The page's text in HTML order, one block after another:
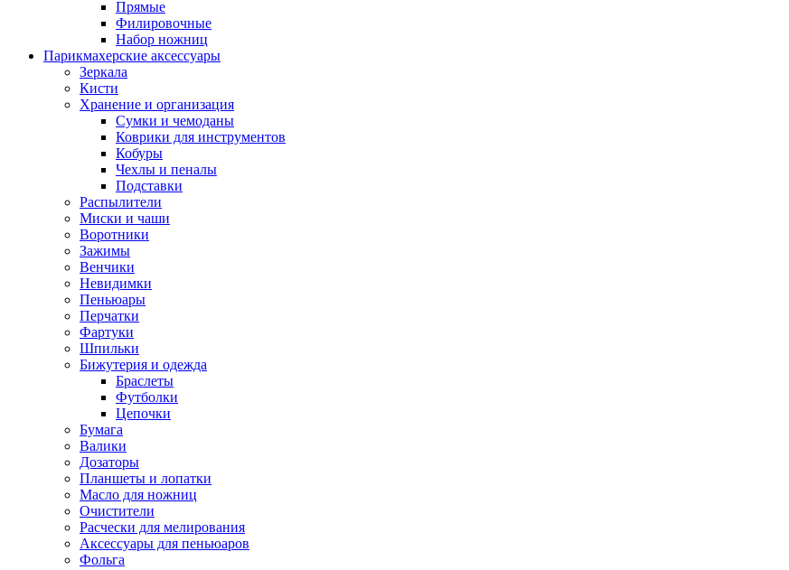
Прямые
Филировочные
Набор ножниц
Парикмахерские аксессуары
Зеркала
Кисти
Хранение и организация
Сумки и чемоданы
Коврики для инструментов
Кобуры
Чехлы и пеналы
Подставки
Распылители
Миски и чаши
Воротники
Зажимы
Венчики
Невидимки
Пеньюары
Перчатки
Фартуки
Шпильки
Бижутерия и одежда
Браслеты
Футболки
Цепочки
Бумага
Валики
Дозаторы
Планшеты и лопатки
Масло для ножниц
Очистители
Расчески для мелирования
Аксессуары для пеньюаров
Фольга